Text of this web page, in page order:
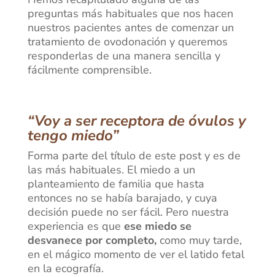
preguntas más habituales que nos hacen
nuestros pacientes antes de comenzar un
tratamiento de ovodonación y queremos
responderlas de una manera sencilla y
fácilmente comprensible.
“Voy a ser receptora de óvulos y
tengo miedo”
Forma parte del título de este post y es de
las más habituales. El miedo a un
planteamiento de familia que hasta
entonces no se había barajado, y cuya
decisión puede no ser fácil. Pero nuestra
experiencia es que ese miedo se
desvanece por completo,como muy tarde,
en el mágico momento de ver el latido fetal
en la ecografía.